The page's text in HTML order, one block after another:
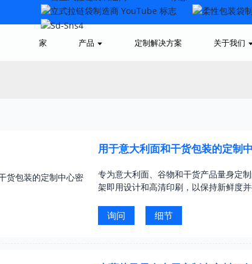
家 产品 定制解决方案 关于我们
用于意大利面和干货包装的定制
专为意大利面、谷物和干货产品量身定
架即用设计和高清印刷，以保持新鲜度
询问 细节